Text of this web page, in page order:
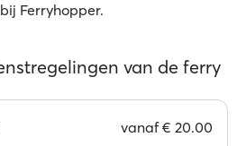
Ferryhopper.
van de ferry
vanaf€ 20.00